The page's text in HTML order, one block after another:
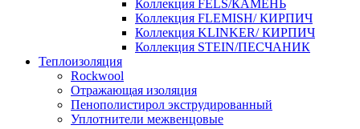
Коллекция FELS/КАМЕНЬ
Коллекция FLEMISH/ КИРПИЧ
Коллекция KLINKER/ КИРПИЧ
Коллекция STEIN/ПЕСЧАНИК
Теплоизоляция
Rockwool
Отражающая изоляция
Пенополистирол экструдированный
Уплотнители межвенцовые